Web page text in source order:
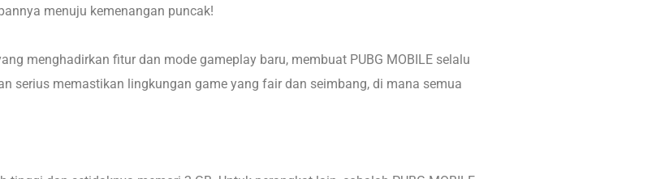
menuju kemenangan puncak!
menghadirkan fitur dan mode gameplay baru, membuat PUBG MOBILE selalu
serius memastikan lingkungan game yang fair dan seimbang, di mana semua